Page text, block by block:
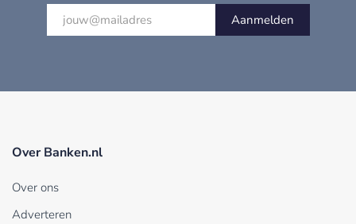
Aanmelden
Over Banken.nl
Over ons
Adverteren